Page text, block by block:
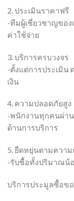
2. ประเมินราคาฟรี
-ทีมผู้เชี่ยวชาญของ
ค่าใช้จ่าย
3. บริการครบวงจร
-ตั้งแต่การประเมิน
เงิน
4. ความปลอดภัยสูง
-พนักงานทุกคนผ่า
ด้านการบริการ
5. ยืดหยุ่นตามความ
-รับซื้อทั้งปริมาณน้
บริการประมูลซื้อข